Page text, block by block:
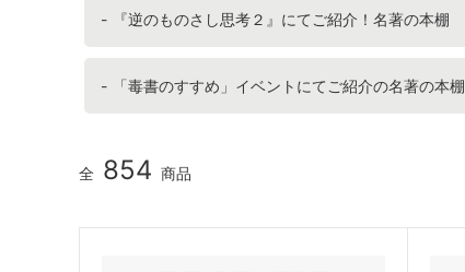
『逆のものさし思考２』にてご紹介！名著の本棚
「毒書のすすめ」イベントにてご紹介の名著の本棚
全 854 商品